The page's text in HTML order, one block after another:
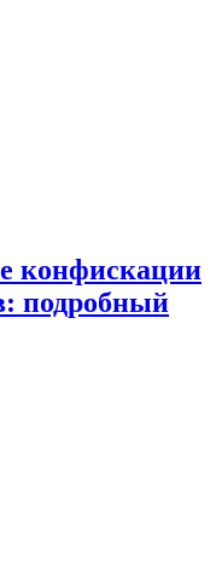
конфискации
подробный